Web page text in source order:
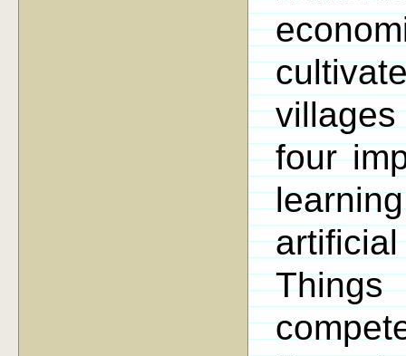
four